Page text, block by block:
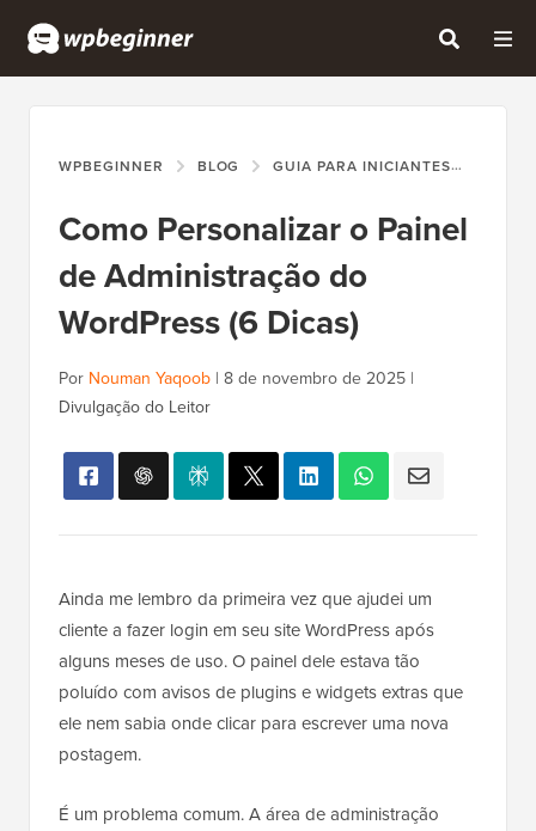
WPBEGINNER BLOG GUIA PARA INICIANTES
Como Personalizar o Painel
de Administração do
WordPress (6 Dicas)
Por Nouman Yaqoob | 8 de novembro de 2025 |
Divulgação do Leitor
Ainda me lembro da primeira vez que ajudei um
cliente a fazer login em seu site WordPress após
alguns meses de uso. O painel dele estava tão
poluído com avisos de plugins e widgets extras que
ele nem sabia onde clicar para escrever uma nova
postagem.
É um problema comum. A área de administração